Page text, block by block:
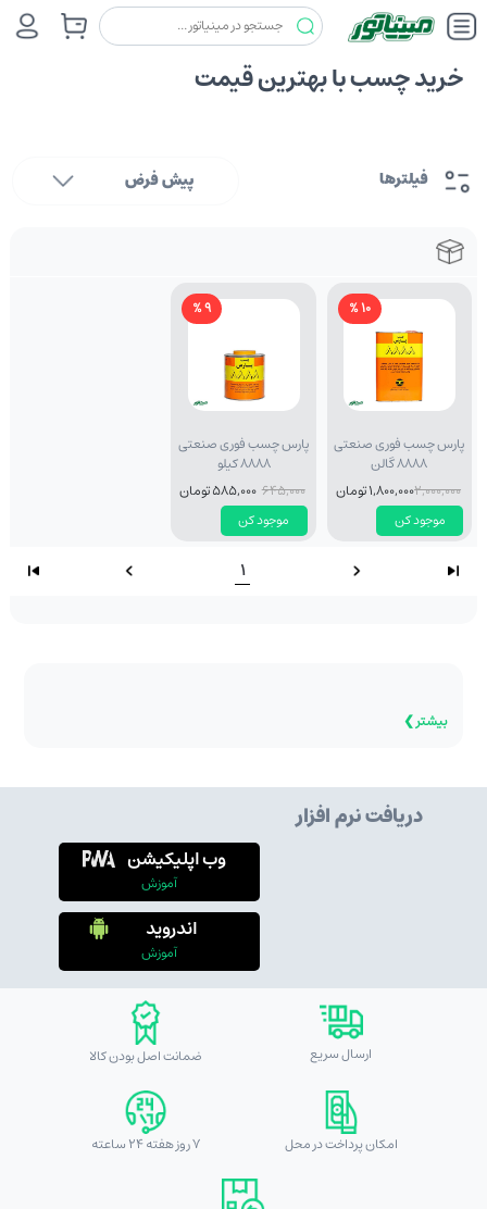
خرید چسب با بهترین قیمت
فیلترها پیش فرض
10 %
پارس چسب فوری صنعتی
8888 گالن
موجود کن
2,000,0001,800,000 تومان
9 %
پارس چسب فوری صنعتی
8888 کیلو
موجود کن
645,000 585,000 تومان
1
بیشتر ❯
دریافت نرم افزار
وب اپلیکیشن
آموزش
اندروید
آموزش
ارسال سریع ضمانت اصل بودن کالا
امکان پرداخت در محل 7 روز هفته 24 ساعته